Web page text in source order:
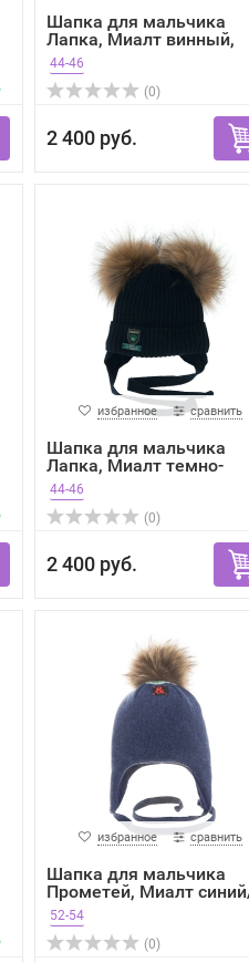
Шапка для мальчика
Лапка, Миалт винный,
зима
44-46
(0)
2 400 руб.
избранное сравнить
Шапка для мальчика
Лапка, Миалт темно-
синий...
44-46
(0)
2 400 руб.
избранное сравнить
Шапка для мальчика
Прометей, Миалт
ме...
52-54
(0)